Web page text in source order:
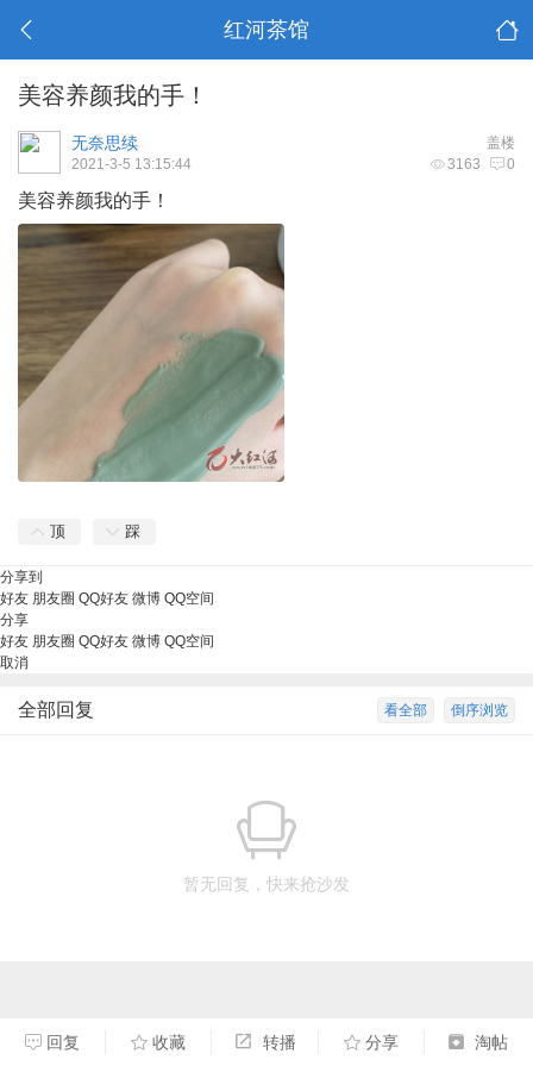
红河茶馆
美容养颜我的手！
盖楼
无奈思续
3163 0
2021-3-5 13:15:44
美容养颜我的手！
顶 踩
分享到
好友 朋友圈 QQ好友 微博 QQ空间
分享
好友 朋友圈 QQ好友 微博 QQ空间
取消
倒序浏览
看全部
全部回复
暂无回复，快来抢沙发
回复 收藏 转播 分享 淘帖